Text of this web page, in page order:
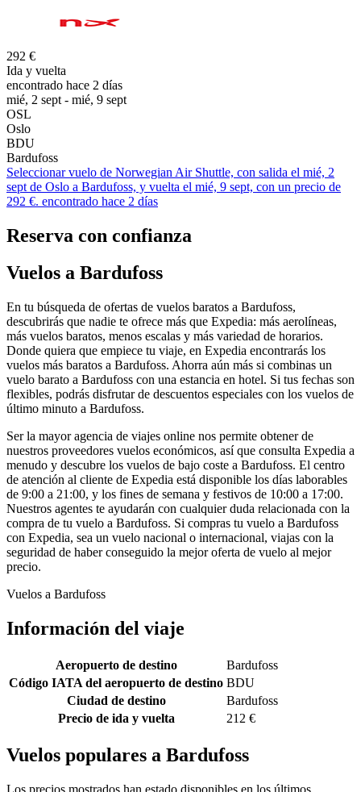
292 €
Ida y vuelta
encontrado hace 2 días
mié, 2 sept - mié, 9 sept
OSL
Oslo
BDU
Bardufoss
Seleccionar vuelo de Norwegian Air Shuttle, con salida el mié, 2
sept de Oslo a Bardufoss, y vuelta el mié, 9 sept, con un precio de
292 €. encontrado hace 2 días
Reserva con confianza
Vuelos a Bardufoss
En tu búsqueda de ofertas de vuelos baratos a Bardufoss,
descubrirás que nadie te ofrece más que Expedia: más aerolíneas,
más vuelos baratos, menos escalas y más variedad de horarios.
Donde quiera que empiece tu viaje, en Expedia encontrarás los
vuelos más baratos a Bardufoss. Ahorra aún más si combinas un
vuelo barato a Bardufoss con una estancia en hotel. Si tus fechas son
flexibles, podrás disfrutar de descuentos especiales con los vuelos de
último minuto a Bardufoss.
Ser la mayor agencia de viajes online nos permite obtener de
nuestros proveedores vuelos económicos, así que consulta Expedia a
menudo y descubre los vuelos de bajo coste a Bardufoss. El centro
de atención al cliente de Expedia está disponible los días laborables
de 9:00 a 21:00, y los fines de semana y festivos de 10:00 a 17:00.
Nuestros agentes te ayudarán con cualquier duda relacionada con la
compra de tu vuelo a Bardufoss. Si compras tu vuelo a Bardufoss
con Expedia, sea un vuelo nacional o internacional, viajas con la
seguridad de haber conseguido la mejor oferta de vuelo al mejor
precio.
Vuelos a Bardufoss
Información del viaje
Aeropuerto de destino
Bardufoss
Código IATA del aeropuerto de destino BDU
Ciudad de destino
Bardufoss
Precio de ida y vuelta
212 €
Vuelos populares a Bardufoss
Los precios mostrados han estado disponibles en los últimos